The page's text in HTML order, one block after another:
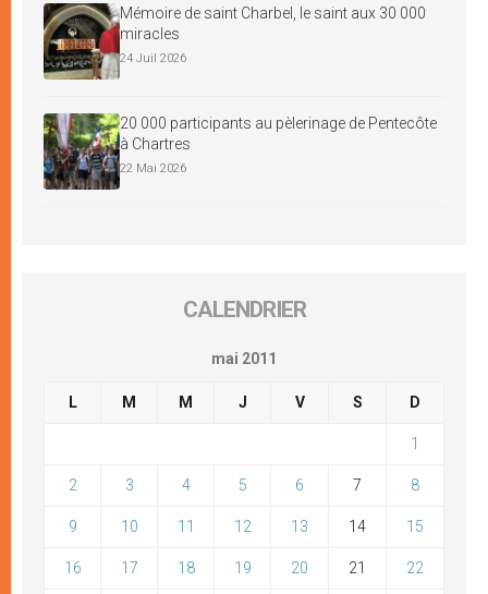
Mémoire de saint Charbel, le saint aux 30 000
miracles
24 Juil 2026
20 000 participants au pèlerinage de Pentecôte
à Chartres
22 Mai 2026
CALENDRIER
mai 2011
L M M J V S D
1
2 3 4 5 6 7 8
9 10 11 12 13 14 15
16 17 18 19 20 21 22